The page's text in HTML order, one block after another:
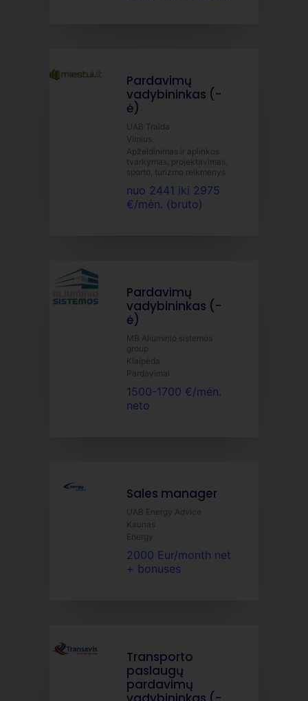
Pardavimų
vadybininkas (-
ė)
UAB Traida
Vilnius
Apželdinimas ir aplinkos
tvarkymas, projektavimas,
sporto, turizmo reikmenys
nuo 2441 iki 2975
€/mėn. (bruto)
Pardavimų
vadybininkas (-
ė)
MB Aliuminio sistemos
group
Klaipėda
Pardavimai
1500-1700 €/mėn.
neto
Sales manager
UAB Energy Advice
Kaunas
Energy
2000 Eur/month net
+ bonuses
Transporto
paslaugų
pardavimų